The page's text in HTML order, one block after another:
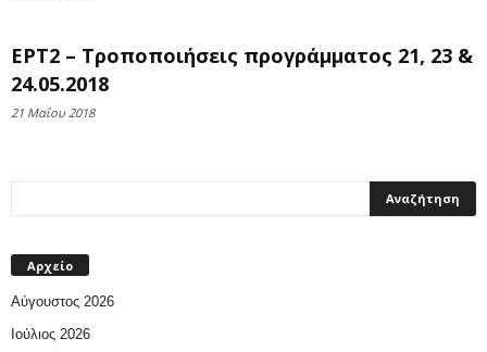
ΕΡΤ2 – Τροποποιήσεις προγράμματος 21, 23 &
24.05.2018
21 Μαΐου 2018
Αρχείο
Αύγουστος 2026
Ιούλιος 2026